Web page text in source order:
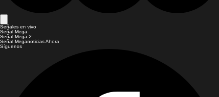
Señales en vivo
Señal Mega
Señal Mega 2
Señal Meganoticias Ahora
Síguenos